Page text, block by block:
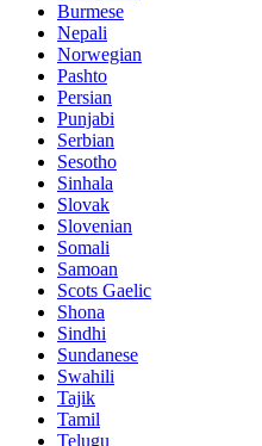
Burmese
Nepali
Norwegian
Pashto
Persian
Punjabi
Serbian
Sesotho
Sinhala
Slovak
Slovenian
Somali
Samoan
Scots Gaelic
Shona
Sindhi
Sundanese
Swahili
Tajik
Tamil
Telugu